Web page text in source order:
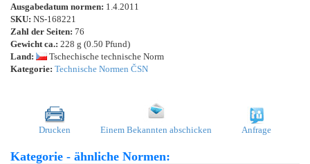
Ausgabedatum normen: 1.4.2011
SKU: NS-168221
Zahl der Seiten: 76
Gewicht ca.: 228 g (0.50 Pfund)
Land:
Tschechische technische Norm
Kategorie: Technische Normen ČSN
Drucken Einem Bekannten abschicken Anfrage
Kategorie - ähnliche Normen: